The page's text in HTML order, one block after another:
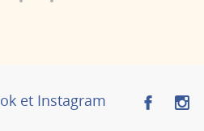
et Instagram